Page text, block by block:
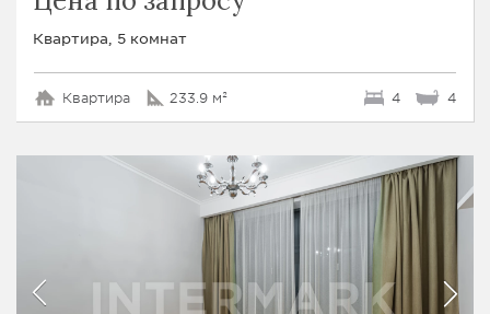
Квартира, 5 комнат
Квартира 233.9 м² 4 4